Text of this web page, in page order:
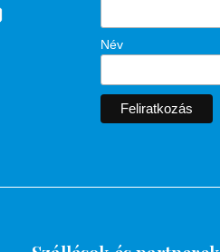
Név